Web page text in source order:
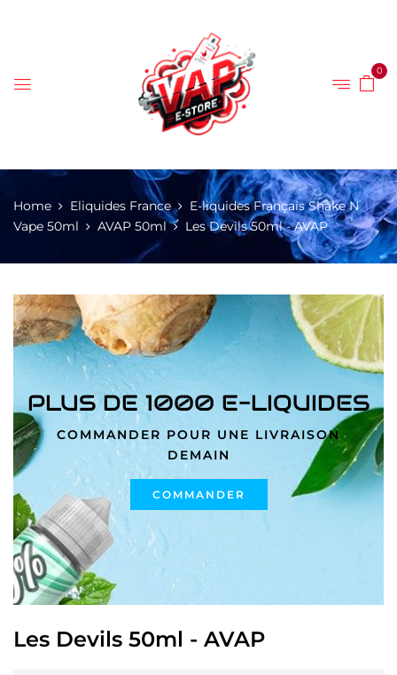
0
Home Eliquides France
E-liquides Français Shake N
Vape 50ml
AVAP 50ml Les Devils 50ml - AVAP
PLUS DE 1000 E-LIQUIDES
COMMANDER POUR UNE LIVRAISON
DEMAIN
COMMANDER
Les Devils 50ml - AVAP